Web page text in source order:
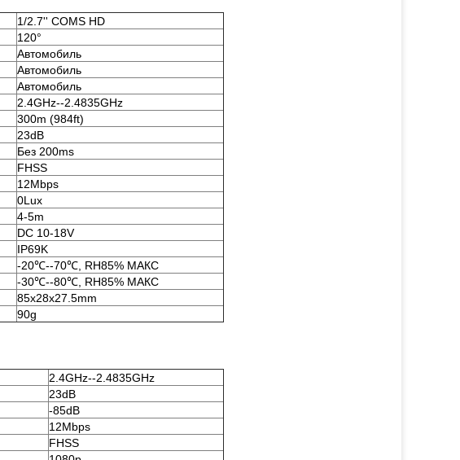
1/2.7'' COMS HD
120°
Автомобиль
Автомобиль
Автомобиль
2.4GHz--2.4835GHz
300m (984ft)
23dB
Без 200ms
FHSS
12Mbps
0Lux
4-5m
DC 10-18V
IP69K
-20℃--70℃, RH85% МАКС
-30℃--80℃, RH85% МАКС
85x28x27.5mm
90g
2.4GHz--2.4835GHz
23dB
-85dB
12Mbps
FHSS